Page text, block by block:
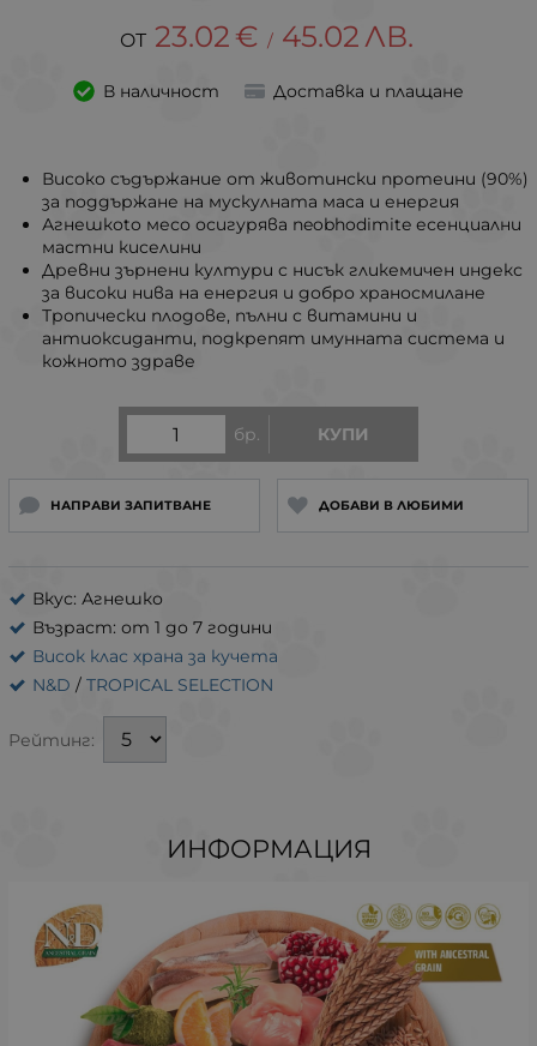
23.02 € / 45.02 ЛВ.
В наличност Доставка и плащане
бр. КУПИ
НАПРАВИ ЗАПИТВАНЕ ДОБАВИ В ЛЮБИМИ
Вкус: Агнешко
Възраст: от 1 до 7 години
Висок клас храна за кучета
N&D / TROPICAL SELECTION
Рейтинг:
Високо съдържание от животински протеини (90%)
за поддържане на мускулната маса и енергия
Агнешкоto месо осигурява neobhodimite есенциални
мастни киселини
Древни зърнени култури с нисък гликемичен индекс
за високи нива на енергия и добро храносмилане
Тропически плодове, пълни с витамини и
антиоксиданти, подкрепят имунната система и
кожното здраве
ИНФОРМАЦИЯ